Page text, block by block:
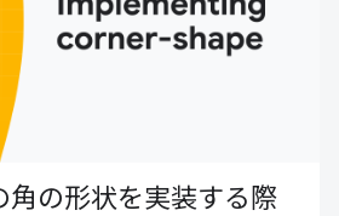
角の形状を実装する際